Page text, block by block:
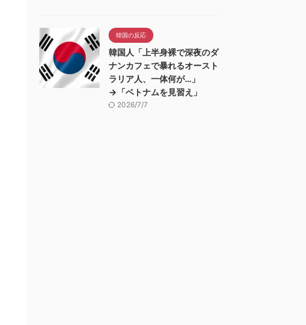
韓国の反応
韓国人「上半身裸で深夜のダ
ナンカフェで暴れるオースト
ラリア人、一体何が…」
→「ベトナムを見習え」
2026/7/7